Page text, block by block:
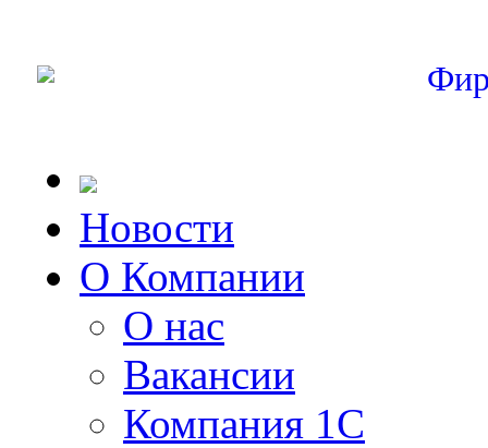
Новости
О Компании
О нас
Вакансии
Компания 1С